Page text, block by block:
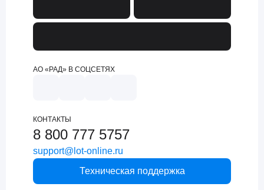
АО «РАД» В СОЦСЕТЯХ
КОНТАКТЫ
8 800 777 5757
support@lot-online.ru
Техническая поддержка